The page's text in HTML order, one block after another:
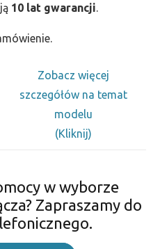
10 lat gwarancji.
Zobacz więcej
szczegółów na temat
modelu
(Kliknij)
w wyborze
Zapraszamy do